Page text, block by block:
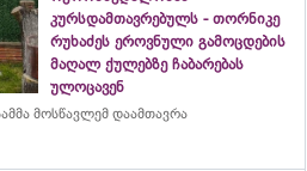
კურსდამთავრებულს - თორნიკე
რუხაძეს ეროვნული გამოცდების
მაღალ ქულებზე ჩაბარებას
ულოცავენ
მოსწავლემ დაამთავრა